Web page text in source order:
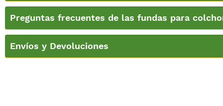
Preguntas frecuentes de las fundas para
Envíos y Devoluciones